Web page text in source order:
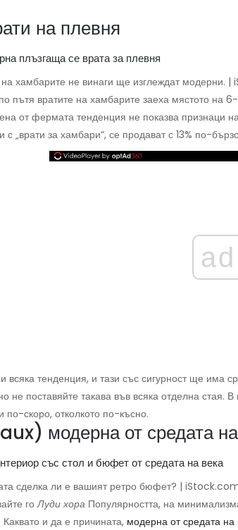
на плевня
на хамбарите не винаги ще изглеждат
пътя вратите на хамбарите заеха мястото на
от фермата тенденция не показва признаци
с „врати за хамбари“, се продават с 13% по-
ad
всяка тенденция, и тази със сигурност ще има
не поставяйте такава във всяка отделна стая.
по-скоро, отколкото по-късно.
модерна от средата
сделка ли е вашият ретро бюфет? |
гоЛуди хора Популярността, на
Каквато и да е причината, модерна от средата на